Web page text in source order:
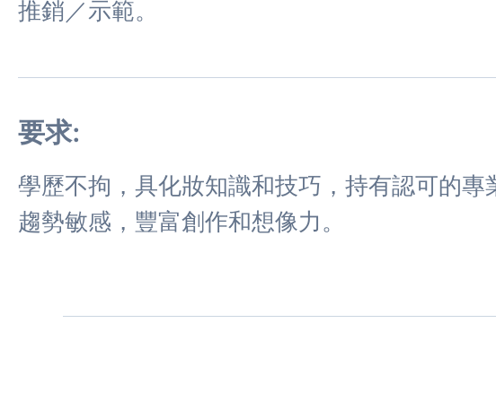
推銷／示範。
要求:
學歷不拘，具化妝知識和技巧，持有認可的
趨勢敏感，豐富創作和想像力。